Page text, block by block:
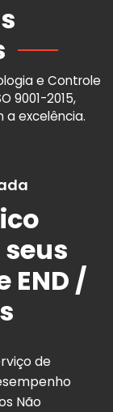
e Controle
9001-2015,
a excelência.
END /
de
Não